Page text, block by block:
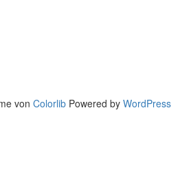
von Colorlib Powered by WordPress